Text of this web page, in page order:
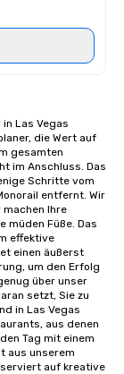
Las Vegas
die Wert auf
gesamten
im Anschluss. Das
Schritte vom
entfernt. Wir
Ihre
müden Füße. Das
effektive
einen äußerst
um den Erfolg
über unser
setzt, Sie zu
in Las Vegas
aus denen
Tag mit einem
aus unserem
auf kreative